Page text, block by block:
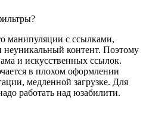
манипуляции с ссылками,
неуникальный контент. Поэтому
и искусственных ссылок.
в плохом оформлении
медленной загрузке. Для
работать над юзабилити.